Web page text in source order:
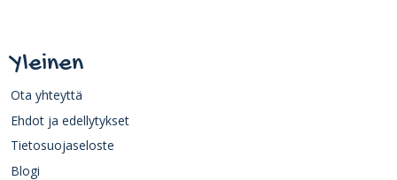
Yleinen
Ota yhteyttä
Ehdot ja edellytykset
Tietosuojaseloste
Blogi